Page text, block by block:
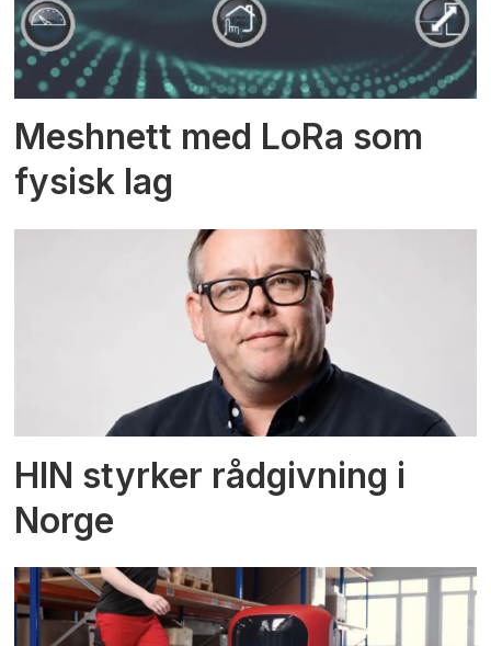
Meshnett med LoRa som
fysisk lag
HIN styrker rådgivning i
Norge